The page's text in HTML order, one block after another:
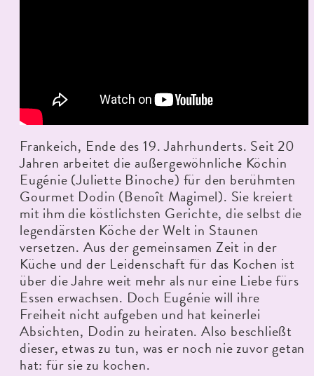
Frankeich, Ende des 19. Jahrhunderts. Seit 20
Jahren arbeitet die außergewöhnliche Köchin
Eugénie (Juliette Binoche) für den berühmten
Gourmet Dodin (Benoît Magimel). Sie kreiert
mit ihm die köstlichsten Gerichte, die selbst die
legendärsten Köche der Welt in Staunen
versetzen. Aus der gemeinsamen Zeit in der
Küche und der Leidenschaft für das Kochen ist
über die Jahre weit mehr als nur eine Liebe fürs
Essen erwachsen. Doch Eugénie will ihre
Freiheit nicht aufgeben und hat keinerlei
Absichten, Dodin zu heiraten. Also beschließt
dieser, etwas zu tun, was er noch nie zuvor getan
hat: für sie zu kochen.